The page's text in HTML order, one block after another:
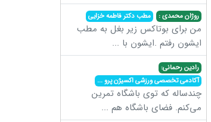
روژان محمدی : مطب دکتر فاطمه خزایی
من برای بوتاکس زیر بغل به مطب
ایشون رفتم .ایشون با ...
رادین رحمانی:
آکادمی تخصصی ورزشی اکسیژن پرو...
چندساله که توی باشگاه تمرین
می‌کنم. فضای باشگاه هم ...